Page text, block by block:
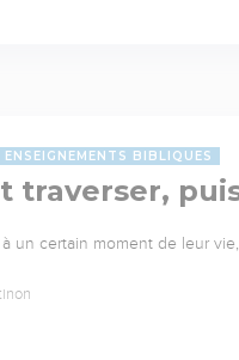
ENSEIGNEMENTS BIBLIQUES
traverser,
un certain moment de leur